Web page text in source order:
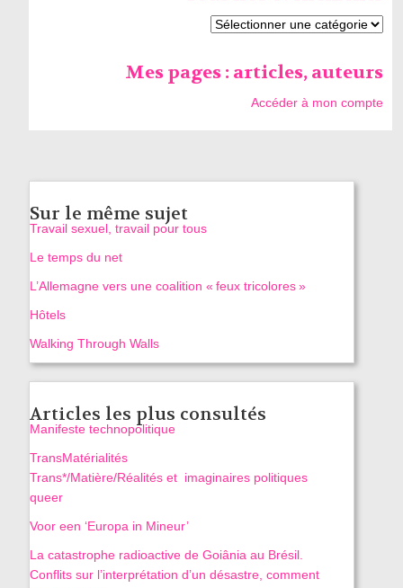
Mes pages : articles, auteurs
Accéder à mon compte
Sur le même sujet
Travail sexuel, travail pour tous
Le temps du net
L’Allemagne vers une coalition « feux tricolores »
Hôtels
Walking Through Walls
Articles les plus consultés
Manifeste technopolitique
TransMatérialités
Trans*/Matière/Réalités et imaginaires politiques
queer
Voor een ‘Europa in Mineur’
La catastrophe radioactive de Goiânia au Brésil.
Conflits sur l’interprétation d’un désastre, comment